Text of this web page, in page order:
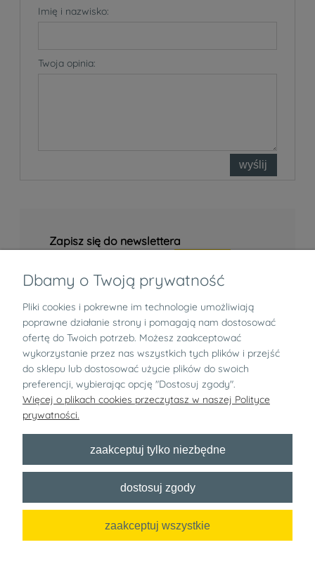
Imię i nazwisko:
Twoja opinia:
wyślij
Zapisz się do newslettera
Informacje
Zwroty i reklamacje
O nas
Bezpłatny newsletter
Dbamy o Twoją prywatność
Pliki cookies i pokrewne im technologie umożliwiają
poprawne działanie strony i pomagają nam dostosować
ofertę do Twoich potrzeb. Możesz zaakceptować
wykorzystanie przez nas wszystkich tych plików i przejść
do sklepu lub dostosować użycie plików do swoich
preferencji, wybierając opcję "Dostosuj zgody".
Więcej o plikach cookies przeczytasz w naszej Polityce
prywatności.
zaakceptuj tylko niezbędne
dostosuj zgody
zaakceptuj wszystkie